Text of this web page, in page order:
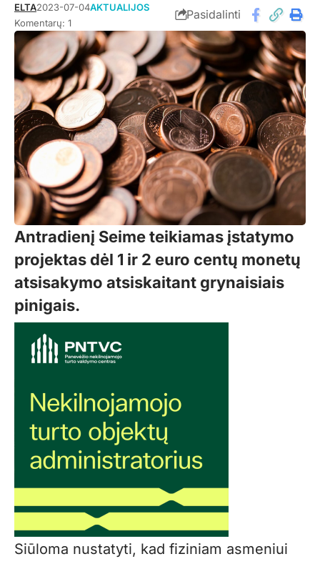
ELTA2023-07-04AKTUALIJOS
Komentarų: 1
Pasidalinti
Antradienį Seime teikiamas įstatymo
projektas dėl 1 ir 2 euro centų monetų
atsisakymo atsiskaitant grynaisiais
pinigais.
Siūloma nustatyti, kad fiziniam asmeniui